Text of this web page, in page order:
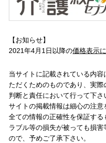
【お知らせ】
2021年4月1日以降の価格表示
当サイトに記載されている内
ただくためのものであり、実
判断と責任において行って下
サイトの掲載情報は細心の注
全ての情報の正確性を保証す
ラブル等の損失が被っても損
ので、予めご了承下さい。